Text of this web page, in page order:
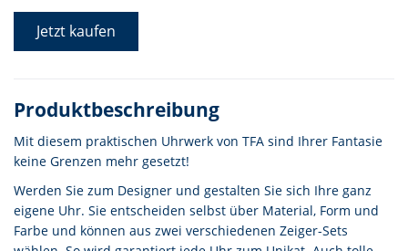
Jetzt kaufen
Produktbeschreibung
Mit diesem praktischen Uhrwerk von TFA sind Ihrer Fantasie
keine Grenzen mehr gesetzt!
Werden Sie zum Designer und gestalten Sie sich Ihre ganz
eigene Uhr. Sie entscheiden selbst über Material, Form und
Farbe und können aus zwei verschiedenen Zeiger-Sets